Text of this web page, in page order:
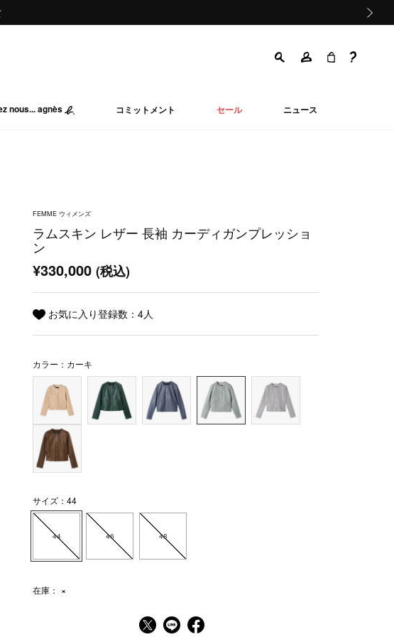
nous... agnès コミットメント セール ニュース
FEMME ウィメンズ
ラムスキン レザー 長袖 カーディガンプレッショ
ン
¥330,000(税込)
お気に入り登録数：4人
カラー：カーキ
サイズ：44
44 46 48
在庫： ×